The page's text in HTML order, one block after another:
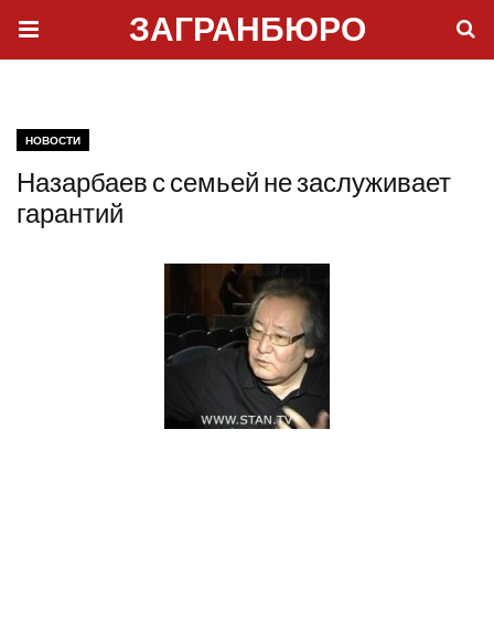
ЗАГРАНБЮРО
НОВОСТИ
Назарбаев с семьей не заслуживает
гарантий